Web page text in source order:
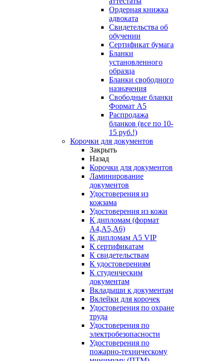
Ордерная книжка
адвоката
Свидетельства об
обучении
Сертификат бумага
Бланки
установленного
образца
Бланки свободного
назначения
Свободные бланки
Формат А5
Распродажа
бланков (все по 10-
15 руб.!)
Корочки для документов
Закрыть
Назад
Корочки для документов
Ламинирование
документов
Удостоверения из
кожзама
Удостоверения из кожи
К дипломам (формат
А4,А5,А6)
К дипломам А5 VIP
К сертификатам
К свидетельствам
К удостоверениям
К студенческим
документам
Вкладыши к документам
Вклейки для корочек
Удостоверения по охране
труда
Удостоверения по
электробезопасности
Удостоверения по
пожарно-техническому